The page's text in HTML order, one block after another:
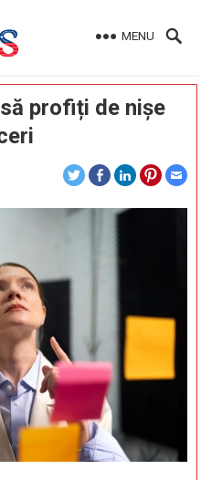
MENU
profiți de nișe